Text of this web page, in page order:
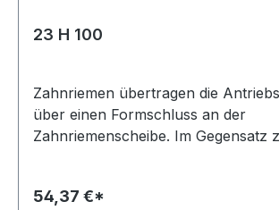
23 H 100
Zahnriemen übertragen die
über einen Formschluss an der
Zahnriemenscheibe. Im Gegensatz
zwischen Zahnriemenscheiben für
54,37 €*